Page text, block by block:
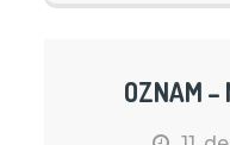
OZNAM